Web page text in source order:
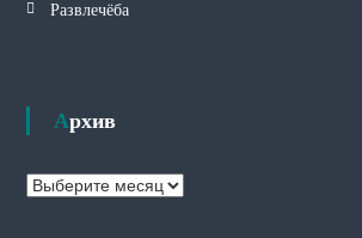
Развлечёба
Архив
А